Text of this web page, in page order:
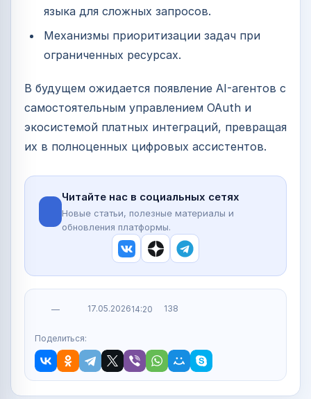
языка для сложных запросов.
Механизмы приоритизации задач при
ограниченных ресурсах.
В будущем ожидается появление AI-агентов с
самостоятельным управлением OAuth и
экосистемой платных интеграций, превращая
их в полноценных цифровых ассистентов.
Читайте нас в социальных сетях
Новые статьи, полезные материалы и
обновления платформы.
— 17.05.202614:20 138
Поделиться: